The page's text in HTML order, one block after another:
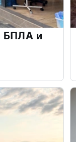
БПЛА и